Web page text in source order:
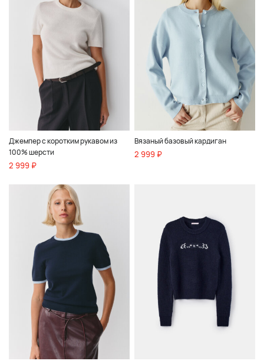
Джемпер с коротким рукавом из
100% шерсти
2 999 ₽
Вязаный базовый кардиган
2 999 ₽